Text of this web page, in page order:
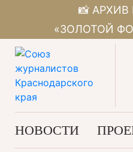
📸 АРХИВ
«ЗОЛОТОЙ
НОВОСТИ